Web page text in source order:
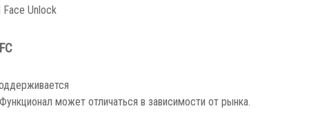
Face Unlock
может отличаться в зависимости от рынка.